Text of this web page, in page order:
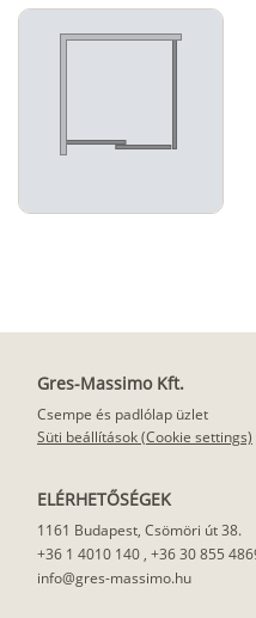
Gres-Massimo Kft.
Csempe és padlólap üzlet
Süti beállítások (Cookie settings)
ELÉRHETŐSÉGEK
1161 Budapest, Csömöri út 38.
+36 1 4010 140, +36 30 855
info@gres-massimo.hu